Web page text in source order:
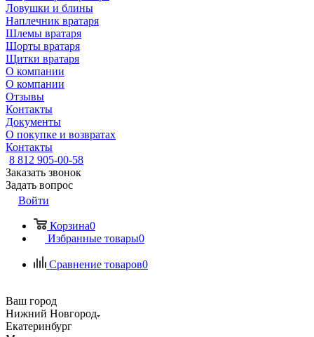
Ловушки и блины
Наплечник вратаря
Шлемы вратаря
Шорты вратаря
Щитки вратаря
О компании
О компании
Отзывы
Контакты
Документы
О покупке и возвратах
Контакты
8 812 905-00-58
Заказать звонок
Задать вопрос
Войти
Корзина0
Избранные товары0
Сравнение товаров0
Ваш город
Нижний Новгород
Екатеринбург